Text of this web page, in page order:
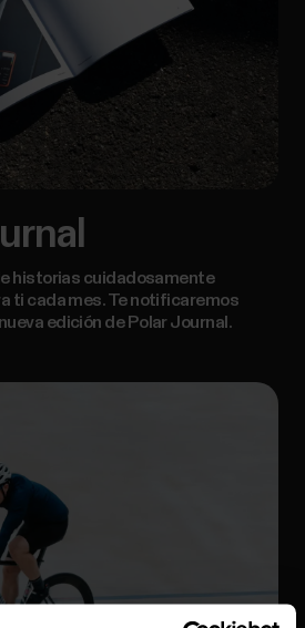
historias cuidadosamente
ti cada mes. Te notificaremos
edición de Polar Journal.